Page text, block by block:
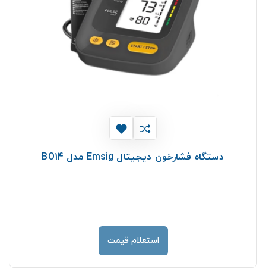
دستگاه فشارخون دیجیتال Emsig مدل BO14
استعلام قیمت